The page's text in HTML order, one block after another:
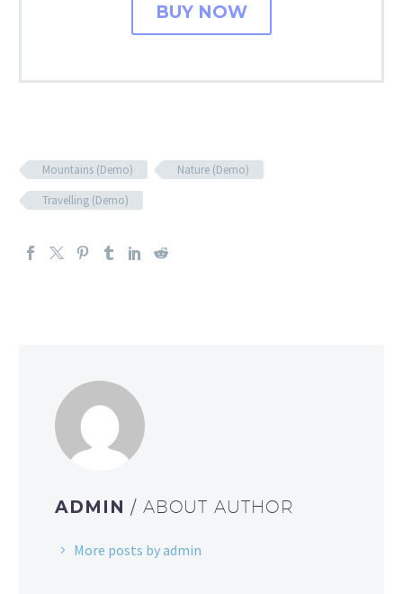
BUY NOW
Mountains (Demo)
Nature (Demo)
Travelling (Demo)
ADMIN / ABOUT AUTHOR
More posts by admin